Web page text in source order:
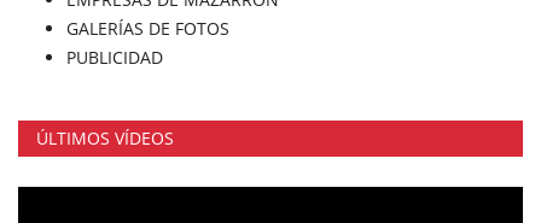
GALERÍAS DE FOTOS
PUBLICIDAD
ÚLTIMOS VÍDEOS